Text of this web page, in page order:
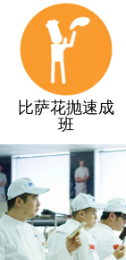
比萨花抛速成
班